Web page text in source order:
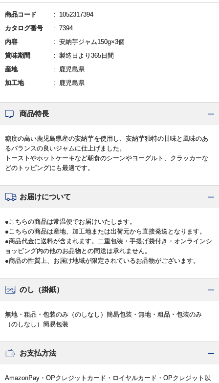
商品コード
1052317394
カタログ番号
7394
内容
安納芋ジャム150g×3個
賞味期間
製造日より365日間
産地
鹿児島県
加工地
鹿児島県
商品特長
糖度の高い鹿児島県産の安納芋を使用し、安納芋独特の甘味と風味のあ
るバランスの良いジャムに仕上げました。
トーストやホットケーキなど朝食のシーンやヨーグルト、クラッカーな
どのトッピングにも最適です。
お届けについて
●こちらの商品は常温便でお届けいたします。
●こちらの商品は産地、加工地または出荷元から直接発送となります。
●商品代金に送料が含まれます。二重包装・手提げ袋付き・オンラインシ
ョッピング内の他のお品物との同送は承れません。
●商品の性質上、お届け地域が限定されているお品物がございます。
のし（掛紙）
無地・粗品・包装のみ（のしなし）簡易包装・無地・粗品・包装のみ
（のしなし）簡易包装
お支払方法
AmazonPay・OPクレジットカード・ロイヤルカード・OPクレジット以